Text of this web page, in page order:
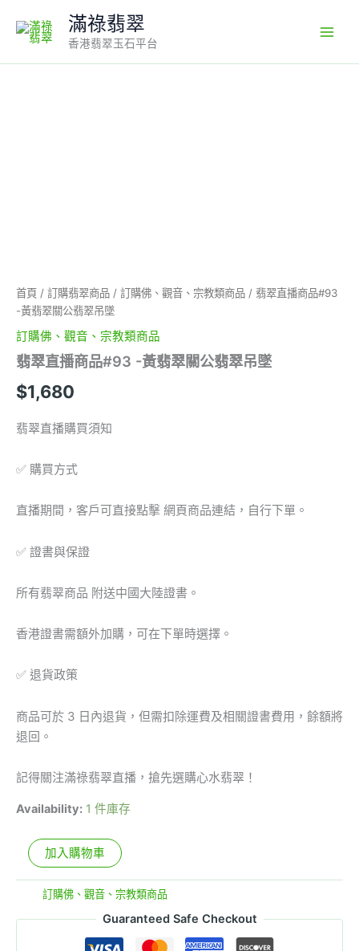
content
滿祿翡翠
香港翡翠玉石平台
首頁 / 訂購翡翠商品 / 訂購佛、觀音、宗教類商品 / 翡翠直播商品#93
-黃翡翠關公翡翠吊墜
訂購佛、觀音、宗教類商品
翡翠直播商品#93 -黃翡翠關公翡翠吊墜
$1,680
翡翠直播購買須知
✅ 購買方式
直播期間，客戶可直接點擊 網頁商品連結，自行下單。
✅ 證書與保證
所有翡翠商品 附送中國大陸證書。
香港證書需額外加購，可在下單時選擇。
✅ 退貨政策
商品可於 3 日內退貨，但需扣除運費及相關證書費用，餘額將
退回。
記得關注滿祿翡翠直播，搶先選購心水翡翠！
Availability: 1 件庫存
公
翡
翠
吊
墜
數
量
加入購物車
訂購佛、觀音、宗教類商品
Guaranteed Safe Checkout